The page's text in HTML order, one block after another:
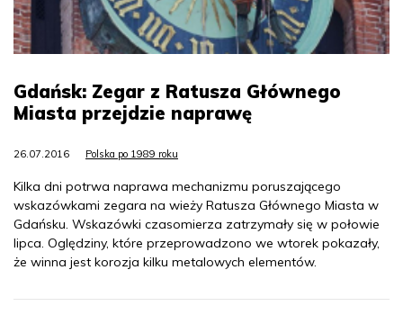
Gdańsk: Zegar z Ratusza Głównego
Miasta przejdzie naprawę
26.07.2016 Polska po 1989 roku
Kilka dni potrwa naprawa mechanizmu poruszającego
wskazówkami zegara na wieży Ratusza Głównego Miasta w
Gdańsku. Wskazówki czasomierza zatrzymały się w połowie
lipca. Oględziny, które przeprowadzono we wtorek pokazały,
że winna jest korozja kilku metalowych elementów.